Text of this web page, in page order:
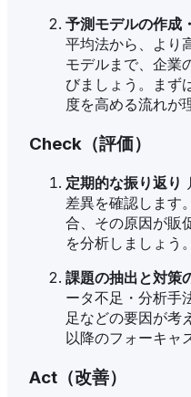
予測モデルの作成
平均法から、より
モデルまで、企業
びましょう。まず
度を高める流れが
Check（評価）
定期的な振り返り
差異を確認します
合、その原因が販
を分析しましょう。
課題の抽出と対策
ータ不足・分析手
足などの要因が考
以降のフォーキャ
Act（改善）